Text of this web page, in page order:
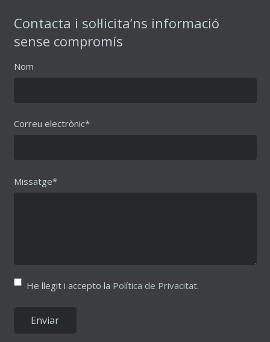
Contacta i sol·licita’ns informació
sense compromís
Nom
Correu electrònic*
Missatge*
He llegit i accepto la Política de Privacitat.